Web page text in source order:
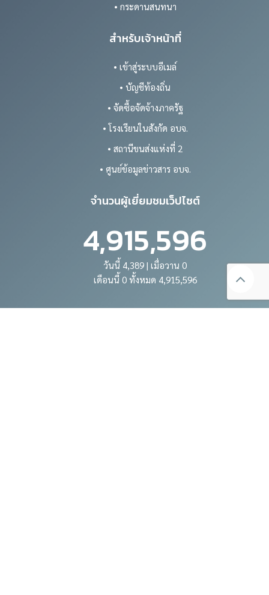
• กระดานสนทนา
สำหรับเจ้าหน้าที่
• เข้าสู่ระบบอีเมล์
• บัญชีท้องถิ่น
• จัดซื้อจัดจ้างภาครัฐ
• โรงเรียนในสังกัด อบจ.
• สถานีขนส่งแห่งที่ 2
• ศูนย์ข้อมูลข่าวสาร อบจ.
จำนวนผู้เยี่ยมชมเว็ปไซต์
4,915,596
วันนี้ 4,389 | เมื่อวาน 0
เดือนนี้ 0 ทั้งหมด 4,915,596